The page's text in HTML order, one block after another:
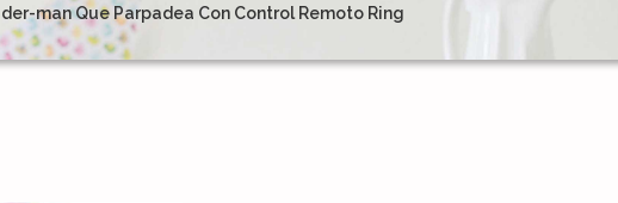
man Que Parpadea Con Control Remoto Ring